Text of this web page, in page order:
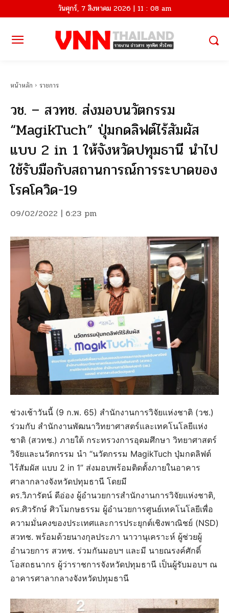
วันศุกร์, 7 สิงหาคม 2026 | 11 : 08 am
หน้าหลัก ราชการ
วช. – สวทช. ส่งมอบนวัตกรรม
“MagikTuch” ปุ่มกดลิฟต์ไร้สัมผัส
แบบ 2 in 1 ให้จังหวัดปทุมธานี นำไป
ใช้รับมือกับสถานการณ์การระบาดของ
โรคโควิด-19
09/02/2022 | 6:23 pm
ช่วงเช้าวันนี้ (9 ก.พ. 65) สำนักงานการวิจัยแห่งชาติ (วช.)
ร่วมกับ สำนักงานพัฒนาวิทยาศาสตร์และเทคโนโลยีแห่ง
ชาติ (สวทช.) ภายใต้ กระทรวงการอุดมศึกษา วิทยาศาสตร์
วิจัยและนวัตกรรม นำ “นวัตกรรม MagikTuch ปุ่มกดลิฟต์
ไร้สัมผัส แบบ 2 in 1” ส่งมอบพร้อมติดตั้งภายในอาคาร
ศาลากลางจังหวัดปทุมธานี โดยมี
ดร.วิภารัตน์ ดีอ่อง ผู้อำนวยการสำนักงานการวิจัยแห่งชาติ,
ดร.ศิวรักษ์ ศิวโมกษธรรม ผู้อำนวยการศูนย์เทคโนโลยีเพื่อ
ความมั่นคงของประเทศและการประยุกต์เชิงพาณิชย์ (NSD)
สวทช. พร้อมด้วยนางกุลประภา นาวานุเคราะห์ ผู้ช่วยผู้
อำนวยการ สวทช. ร่วมกันมอบฯ และมี นายณรงค์ศักดิ์
โอสถธนากร ผู้ว่าราชการจังหวัดปทุมธานี เป็นผู้รับมอบฯ ณ
อาคารศาลากลางจังหวัดปทุมธานี